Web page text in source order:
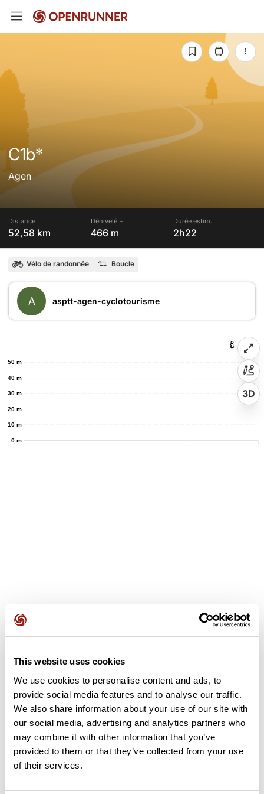
This website uses cookies
We use cookies to personalise content and ads, to
provide social media features and to analyse our traffic.
We also share information about your use of our site with
our social media, advertising and analytics partners who
may combine it with other information that you’ve
provided to them or that they’ve collected from your use
of their services.
C1b*
Agen
Distance
52,58 km
Dénivelé +
466 m
Durée estim.
2h22
Vélo de randonnée Boucle
A asptt-agen-cyclotourisme
0 m
10 m
20 m
30 m
40 m
50 m
3D
Ajouter un avis
Découvrez ce parcours de vélo de 52,6 km à proximité de